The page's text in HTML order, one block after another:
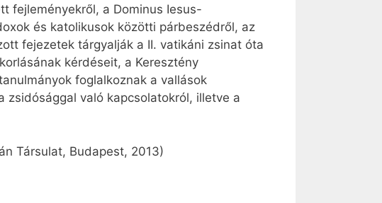
fejleményekről, a Dominus Iesus-
és katolikusok közötti párbeszédről, az
fejezetek tárgyalják a II. vatikáni zsinat óta
kérdéseit, a Keresztény
foglalkoznak a vallások
zsidósággal való kapcsolatokról, illetve a
Társulat, Budapest, 2013)